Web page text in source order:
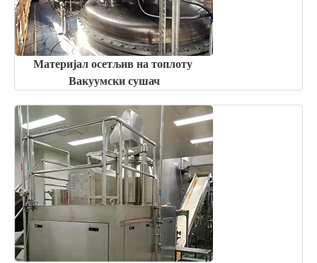
Материјал осетљив на топлоту
Вакуумски сушач